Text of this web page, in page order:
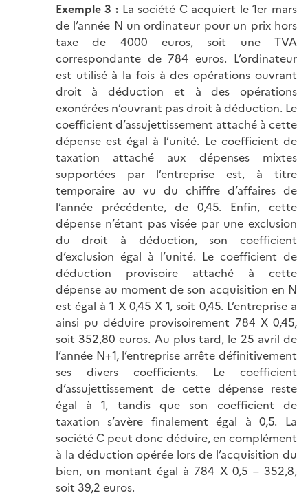
Exemple 3 :La société C acquiert le 1er mars
de l’année N un ordinateur pour un prix hors
taxe de 4000 euros, soit une TVA
correspondante de 784 euros. L’ordinateur
est utilisé à la fois à des opérations ouvrant
droit à déduction et à des opérations
exonérées n’ouvrant pas droit à déduction. Le
coefficient d’assujettissement attaché à cette
dépense est égal à l’unité. Le coefficient de
taxation attaché aux dépenses mixtes
supportées par l’entreprise est, à titre
temporaire au vu du chiffre d’affaires de
l’année précédente, de 0,45. Enfin, cette
dépense n’étant pas visée par une exclusion
du droit à déduction, son coefficient
d’exclusion égal à l’unité. Le coefficient de
déduction provisoire attaché à cette
dépense au moment de son acquisition en N
est égal à 1 X 0,45 X 1, soit 0,45. L’entreprise a
ainsi pu déduire provisoirement 784 X 0,45,
soit 352,80 euros. Au plus tard, le 25 avril de
l’année N+1, l’entreprise arrête définitivement
ses divers coefficients. Le coefficient
d’assujettissement de cette dépense reste
égal à 1, tandis que son coefficient de
taxation s’avère finalement égal à 0,5. La
société C peut donc déduire, en complément
à la déduction opérée lors de l’acquisition du
bien, un montant égal à 784 X 0,5 – 352,8,
soit 39,2 euros.